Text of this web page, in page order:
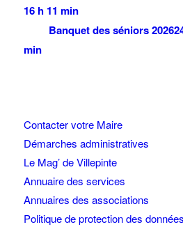
16 h 11 min
Banquet des séniors 2026
min
Contacter votre Maire
Démarches administratives
Le Mag’ de Villepinte
Annuaire des services
Annuaires des associations
Politique de protection des